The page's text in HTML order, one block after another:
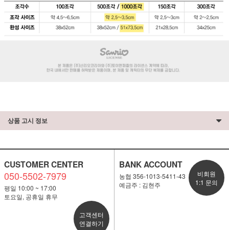
상품 고시 정보
CUSTOMER CENTER
050-5502-7979
평일 10:00 ~ 17:00
토요일, 공휴일 휴무
고객센터
연결하기
BANK ACCOUNT
농협 356-1013-5411-43
예금주 : 김현주
비회원
1:1 문의